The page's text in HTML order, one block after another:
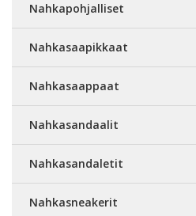
Nahkapohjalliset
Nahkasaapikkaat
Nahkasaappaat
Nahkasandaalit
Nahkasandaletit
Nahkasneakerit